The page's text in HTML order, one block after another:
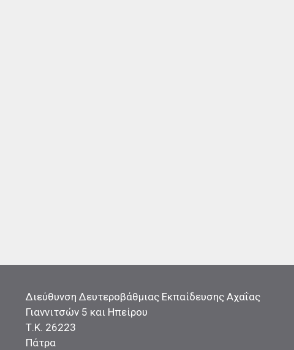
Διεύθυνση Δευτεροβάθμιας Εκπαίδευσης Αχαΐας
Γιαννιτσών 5 και Ηπείρου
Τ.Κ. 26223
Πάτρα